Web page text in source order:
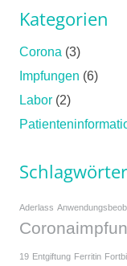
Kategorien
Corona (3)
Impfungen (6)
Labor (2)
Schlagwörter
Aderlass
19 Entgiftung Ferritin